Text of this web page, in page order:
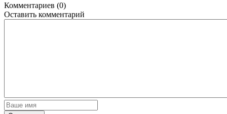
Комментариев (0)
Оставить комментарий